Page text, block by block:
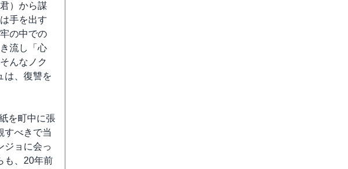
）から謀
手を出す
の中での
流し「心
んなノク
は、復讐を
を町中に張
すべきで当
ジョに会っ
も、20年前